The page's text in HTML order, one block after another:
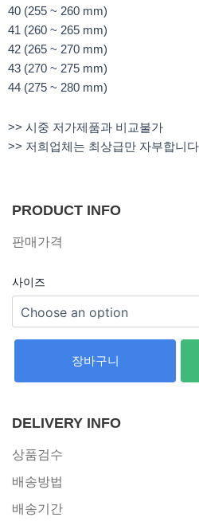
40 (255 ~ 260 mm)
41 (260 ~ 265 mm)
42 (265 ~ 270 mm)
43 (270 ~ 275 mm)
44 (275 ~ 280 mm)
>> 시중 저가제품과 비교불가
>> 저희업체는 최상급만 자부합니
PRODUCT INFO
판매가격
사이즈
장바구니
DELIVERY INFO
상품검수
배송방법
배송기간